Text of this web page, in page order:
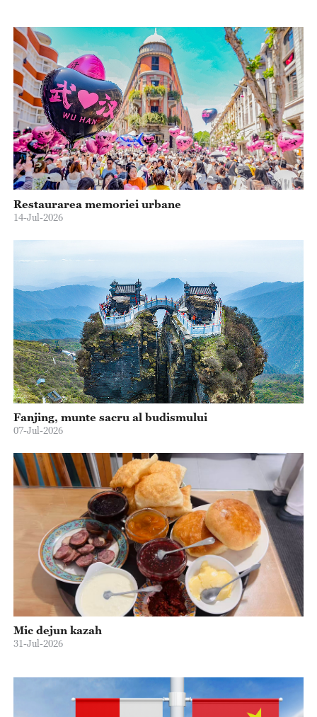
Restaurarea memoriei urbane
14-Jul-2026
Fanjing, munte sacru al budismului
07-Jul-2026
Mic dejun kazah
31-Jul-2026